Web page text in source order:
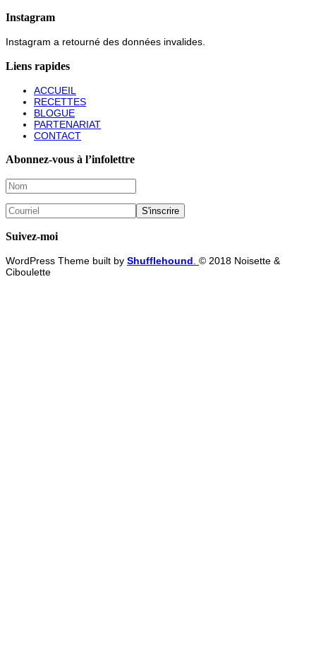
Instagram
Instagram a retourné des données invalides.
Liens rapides
ACCUEIL
RECETTES
BLOGUE
PARTENARIAT
CONTACT
Abonnez-vous à l’infolettre
Suivez-moi
WordPress Theme built by Shufflehound. © 2018 Noisette &
Ciboulette